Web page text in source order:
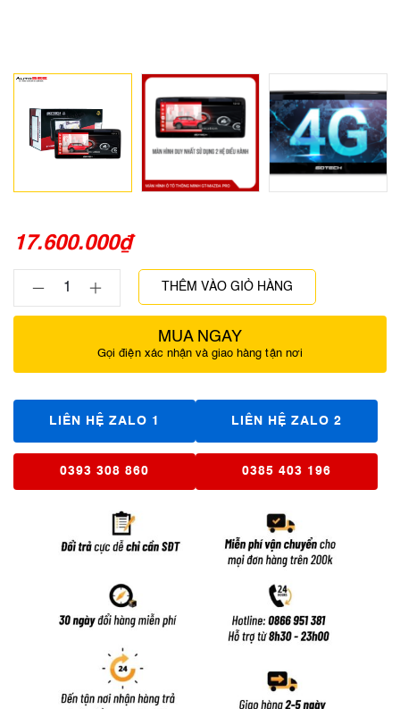
17.600.000₫
THÊM VÀO GIỎ HÀNG
MUA NGAY
Gọi điện xác nhận và giao hàng tận nơi
LIÊN HỆ ZALO 1 LIÊN HỆ ZALO 2
0393 308 860 0385 403 196